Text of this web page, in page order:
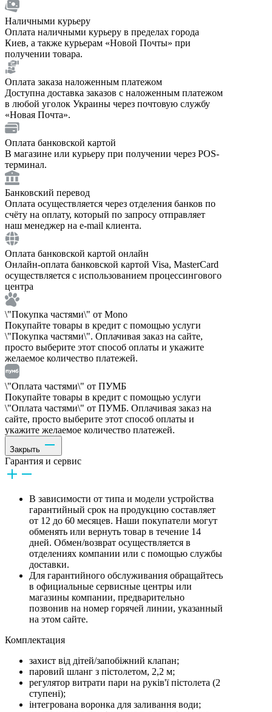
Наличными курьеру
Оплата наличными курьеру в пределах города
Киев, а также курьерам «Новой Почты» при
получении товара.
Оплата заказа наложенным платежом
Доступна доставка заказов с наложенным платежом
в любой уголок Украины через почтовую службу
«Новая Почта».
Оплата банковской картой
В магазине или курьеру при получении через POS-
терминал.
Банковский перевод
Оплата осуществляется через отделения банков по
счёту на оплату, который по запросу отправляет
наш менеджер на e-mail клиента.
Оплата банковской картой онлайн
Онлайн-оплата банковской картой Visa, MasterCard
осуществляется с использованием процессингового
центра
\"Покупка частями\" от Mono
Покупайте товары в кредит с помощью услуги
\"Покупка частями\". Оплачивая заказ на сайте,
просто выберите этот способ оплаты и укажите
желаемое количество платежей.
\"Оплата частями\" от ПУМБ
Покупайте товары в кредит с помощью услуги
\"Оплата частями\" от ПУМБ. Оплачивая заказ на
сайте, просто выберите этот способ оплаты и
укажите желаемое количество платежей.
Закрыть
Гарантия и сервис
В зависимости от типа и модели устройства
гарантийный срок на продукцию составляет
от 12 до 60 месяцев. Наши покупатели могут
обменять или вернуть товар в течение 14
дней. Обмен/возврат осуществляется в
отделениях компании или с помощью службы
доставки.
Для гарантийного обслуживания обращайтесь
в официальные сервисные центры или
магазины компании, предварительно
позвонив на номер горячей линии, указанный
на этом сайте.
Комплектация
захист від дітей/запобіжний клапан;
паровий шланг з пістолетом, 2,2 м;
регулятор витрати пари на руків'ї пістолета (2
ступені);
інтегрована воронка для заливання води;